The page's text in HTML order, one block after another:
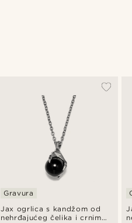
Jax ogrlica s kandžom od
nehrđajućeg čelika i crnim
Gravura